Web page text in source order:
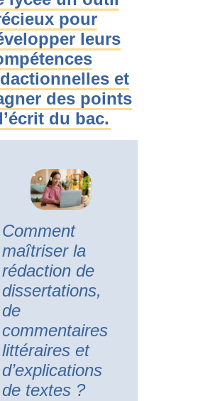
pour
leurs
et
des points
du bac.
Comment
maîtriser la
rédaction de
dissertations,
de
commentaires
littéraires et
d’explications
de textes ?